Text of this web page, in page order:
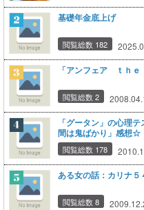
基礎年金底上げ
閲覧総数 182
「アンフェア ｔｈ
閲覧総数 2
「グータン」の心理
間は鬼ばかり」感想☆
閲覧総数 178
ある女の話：カリナ５
閲覧総数 8